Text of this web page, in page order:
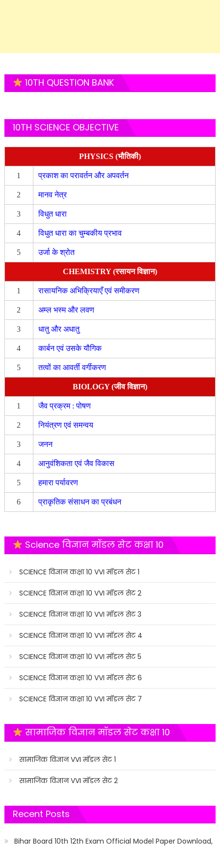
10TH QUESTION BANK
10TH SCIENCE OBJECTIVE
PHYSICS (भौतिकी)
1 प्रकाश का परावर्तन और अपवर्तन
2 मानव नेत्र
3 विधुत धारा
4 विधुत धारा का चुम्बकीय प्रभाव
5 उर्जा के श्रोत
CHEMISTRY (रसायन विज्ञान)
1 रासायनिक अभिक्रियाएँ एवं समीकरण
2 अम्ल भस्म और लवण
3 धातु और अधातु
4 कार्बन एवं उसके यौगिक
5 तत्वों का आवर्ती वर्गीकरण
BIOLOGY (जीव विज्ञान)
1 जैव प्रक्रम : पोषण
2 नियंत्रण एवं समन्वय
3 जनन
4 आनुवंशिकता एवं जैव विकास
5 हमारा पर्यावरण
6 प्राकृतिक संसाधन का प्रबंधन
Science विज्ञान मॉडल सेट कक्षा 10
SCIENCE विज्ञान कक्षा 10 VVI मॉडल सेट 1
SCIENCE विज्ञान कक्षा 10 VVI मॉडल सेट 2
SCIENCE विज्ञान कक्षा 10 VVI मॉडल सेट 3
SCIENCE विज्ञान कक्षा 10 VVI मॉडल सेट 4
SCIENCE विज्ञान कक्षा 10 VVI मॉडल सेट 5
SCIENCE विज्ञान कक्षा 10 VVI मॉडल सेट 6
SCIENCE विज्ञान कक्षा 10 VVI मॉडल सेट 7
सामाजिक विज्ञान मॉडल सेट कक्षा 10
सामाजिक विज्ञान VVI मॉडल सेट 1
सामाजिक विज्ञान VVI मॉडल सेट 2
Recent Posts
Bihar Board 10th 12th Exam Official Model Paper Download,